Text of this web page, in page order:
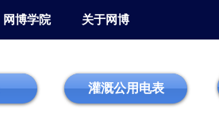
网博学院 关于网博
灌溉公用电表